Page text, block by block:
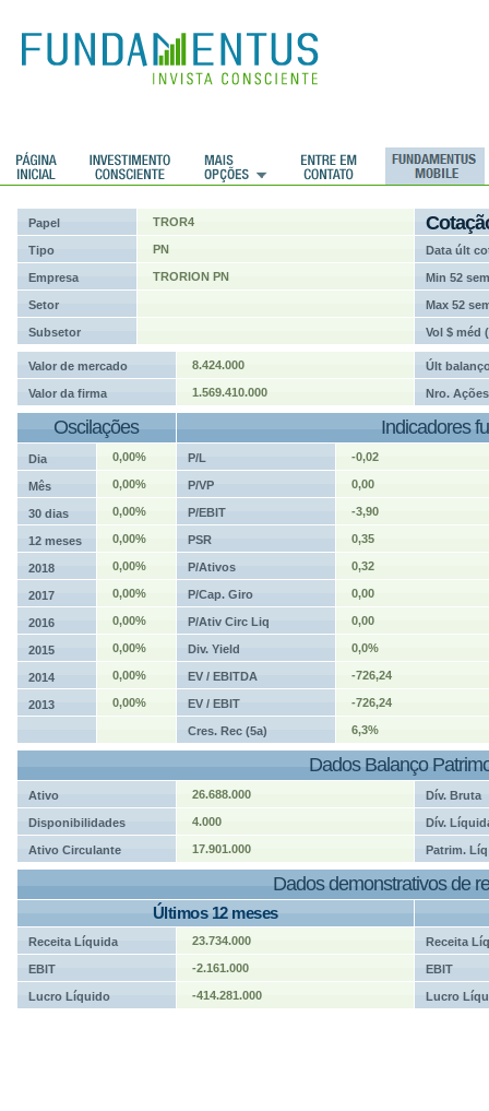
Papel TROR4
Tipo PN Data últ
Empresa TRORION PN Min 52 sem
Setor Max 52
Subsetor Vol $ méd
Valor de mercado 8.424.000 Últ
Valor da firma 1.569.410.000 Nro. Ações
Oscilações Indicadores
Dia 0,00% P/L -0,02
Mês 0,00% P/VP 0,00
30 dias 0,00% P/EBIT -3,90
12 meses 0,00% PSR 0,35
2018 0,00% P/Ativos 0,32
2017 0,00% P/Cap. Giro 0,00
2016 0,00% P/Ativ Circ Liq 0,00
2015 0,00% Div. Yield 0,0%
2014 0,00% EV / EBITDA -726,24
2013 0,00% EV / EBIT -726,24
Cres. Rec (5a) 6,3%
Dados Balanço
Ativo 26.688.000 Dív. Bruta
Disponibilidades 4.000 Dív.
Ativo Circulante 17.901.000 Patrim. Líq
Dados demonstrativos de
Últimos 12 meses
Receita Líquida 23.734.000 Receita
EBIT -2.161.000 EBIT
Lucro Líquido -414.281.000 Lucro